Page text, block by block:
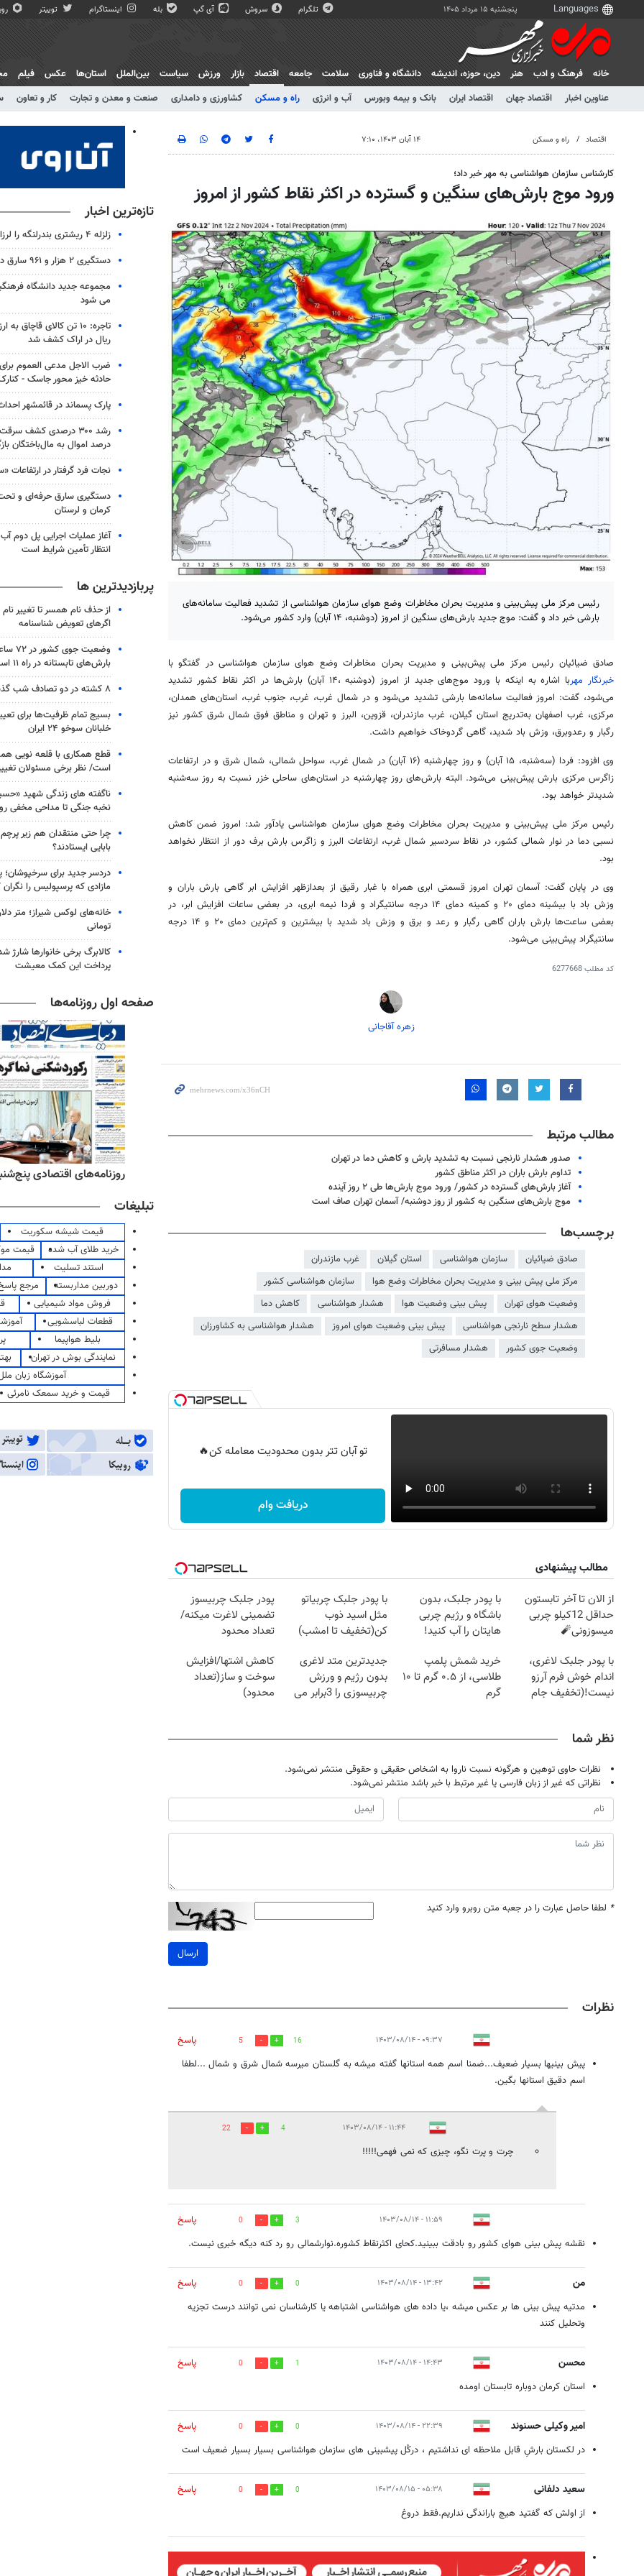
پنجشنبه ۱۵ مرداد ۱۴۰۵ تلگرام سروش آی گپ بله اینستاگرام توییتر
خانه فرهنگ و ادب هنر دين، حوزه، انديشه دانشگاه و فناوری سلامت جامعه
اقتصاد
عناوین اخبار
اقتصاد جهان اقتصاد ایران بانک و بیمه وبورس آب و انرژی راه و مسکن کشاورزی و دامداری صنعت و معدن و تجارت کار و تعاون
بازار ورزش سیاست بین‌الملل استان‌ها عکس فیلم
اقتصاد راه و مسکن ۱۴ آبان ۱۴۰۳، ۷:۱۰
کارشناس سازمان هواشناسی به مهر خبر داد؛
ورود موج‌ بارش‌های سنگین و گسترده در اکثر نقاط کشور از امروز
رئیس مرکز ملی پیش‌بینی و مدیریت بحران مخاطرات وضع هوای سازمان هواشناسی از تشدید فعالیت سامانه‌های
بارشی خبر داد و گفت: موج جدید بارش‌های سنگین از امروز (دوشنبه، ۱۴ آبان) وارد کشور می‌شود.
صادق ضیائیان رئیس مرکز ملی پیش‌بینی و مدیریت بحران مخاطرات وضع هوای سازمان هواشناسی در گفتگو با
خبرنگار مهر
با اشاره به اینکه با ورود موج‌های جدید از امروز (دوشنبه ،۱۴ آبان) بارش‌ها در اکثر نقاط کشور تشدید
می‌شود، گفت: امروز فعالیت سامانه‌ها بارشی تشدید می‌شود و در شمال غرب، غرب، جنوب غرب، استان‌های همدان،
مرکزی، غرب اصفهان به‌تدریج استان گیلان، غرب مازندران، قزوین، البرز و تهران و مناطق فوق شمال شرق کشور نیز
رگبار و رعدوبرق، وزش باد شدید، گاهی گردوخاک خواهیم داشت.
وی افزود: فردا (سه‌شنبه، ۱۵ آبان) و روز چهارشنبه (۱۶ آبان‌) در شمال غرب، سواحل شمالی، شمال شرق
و در ارتفاعات
زاگرس مرکزی بارش پیش‌بینی می‌شود. البته بارش‌های روز چهارشنبه در استان‌های ساحلی خزر نسبت به روز سه‌شنبه
شدیدتر خواهد بود.
رئیس مرکز ملی پیش‌بینی و مدیریت بحران مخاطرات وضع هوای سازمان هواشناسی یادآور شد: امروز ضمن کاهش
نسبی دما در نوار شمالی کشور، در نقاط سردسیر شمال غرب، ارتفاعات البرز و زاگرس بارش برف دوراز انتظار نخواهد
بود.
وی در پایان گفت: آسمان تهران امروز قسمتی ابری همراه با غبار رقیق از بعدازظهر افزایش ابر گاهی بارش باران و
وزش باد با بیشینه دمای ۲۰ و کمینه دمای ۱۴ درجه سانتیگراد و فردا نیمه ابری، در بعضی ساعات افزایش ابر، در
بعضی ساعت‌ها بارش باران گاهی رگبار و رعد و برق
و وزش باد شدید با بیشترین و کم‌ترین دمای ۲۰ و ۱۴ درجه
سانتیگراد پیش‌بینی می‌شود.
کد مطلب6277668
زهره آقاجانی
مطالب مرتبط
صدور هشدار نارنجی نسبت به تشدید بارش و کاهش دما در تهران
تداوم بارش باران در اکثر مناطق کشور
آغاز بارش‌های گسترده در کشور/ ورود موج بارش‌ها طی ۲ روز آینده
موج‌ بارش‌های سنگین به کشور از روز دوشنبه/ آسمان تهران صاف است
برچسب‌ها
صادق ضیائیان سازمان هواشناسی استان گیلان
غرب مازندران
مركز ملی پیش بینی و مدیریت بحران مخاطرات وضع هوا
سازمان هواشناسی کشور
وضعیت هوای تهران
پیش بینی وضعیت هوا هشدار هواشناسی
کاهش دما
هشدار سطح نارنجی هواشناسی
پیش بینی وضعیت هوای امروز
هشدار هواشناسی به کشاورزان
وضعیت جوی کشور
هشدار مسافرتی
تو آبان تتر بدون محدودیت معامله کن🔥
دریافت وام
مطالب پیشنهادی
از الان تا آخر تابستون
حداقل 12کیلو چربی
میسوزونی🧨
با پودر جلبک، بدون
باشگاه و رژیم چربی
هایتان را آب کنید!
با پودر جلبک چربیاتو
مثل اسید ذوب
کن(تخفیف تا امشب)
پودر جلبک چربیسوز
تضمینی لاغرت میکنه/
تعداد محدود
با پودر جلبک لاغری،
اندام خوش فرم آرزو
نیست!(تخفیف جام
خرید شمش پلمپ
طلاسی، از ۰.۵ گرم تا ۱۰
گرم
جدیدترین متد لاغری
بدون رژیم و ورزش
چربیسوزی را 3برابر می
کاهش اشتها/افزایش
سوخت و ساز(تعداد
محدود)
نظر شما
نظرات حاوی توهین و هرگونه نسبت ناروا به اشخاص حقیقی و حقوقی منتشر نمی‌شود.
نظراتی که غیر از زبان فارسی یا غیر مرتبط با خبر باشد منتشر نمی‌شود.
* لطفا حاصل عبارت را در جعبه متن روبرو وارد کنید
ارسال
نظرات
۰۹:۳۷ - ۱۴۰۳/۰۸/۱۴ 16
5
پاسخ
پیش بینیها بسیار ضعیف...ضمنا اسم همه استانها گفته میشه به گلستان میرسه شمال شرق و شمال ...لطفا
اسم دقیق استانها بگین.
۱۱:۴۴ - ۱۴۰۳/۰۸/۱۴ 4
22
چرت و پرت نگو، چیزی که نمی فهمی!!!!!
۱۱:۵۹ - ۱۴۰۳/۰۸/۱۴ 3
0
پاسخ
نقشه پیش بینی هوای کشور رو بادقت ببینید.کحای اکثرنقاط کشوره.نوارشمالی رو رد کنه دیگه خبری نیست.
من ۱۳:۴۲ - ۱۴۰۳/۰۸/۱۴ 0
0
پاسخ
مدتیه پیش بینی ها بر عکس میشه ،یا داده های هواشناسی اشتباهه یا کارشناسان نمی توانند درست تجزیه
وتحلیل کنند
محسن ۱۴:۴۳ - ۱۴۰۳/۰۸/۱۴ 1
0
پاسخ
استان کرمان دوباره تابستان اومده
امیر وکیلی حسنوند ۲۲:۳۹ - ۱۴۰۳/۰۸/۱۴ 0
0
پاسخ
در لکستان بارشِ قابل ملاحظه ای نداشتیم ، درکُل پیشبینی های سازمان هواشناسی بسیار بسیار ضعیف است
سعید دلفانی ۰۵:۳۸ - ۱۴۰۳/۰۸/۱۵ 0
0
پاسخ
از اولش که گفتید هیچ باراندگی نداریم.فقط دروغ
تازه‌ترین اخبار
زلزله ۴ ریشتری بندرلنگه را لرزاند
دستگیری ۲ هزار و ۹۶۱ سارق در آذربایجان‌شرقی
مجموعه جدید دانشگاه
می شود
ریال در اراک کشف شد
حادثه خیز محور جاسک -
پارک پسماند در قائمشهر
درصد اموال به مال‌باختگان
نجات فرد گرفتار در ارتفاعات
دستگیری سارق حرفه‌ای و
کرمان و لرستان
آغاز عملیات اجرایی پل دوم
انتظار تأمین شرایط است
پربازدیدترین ها
از حذف نام همسر تا تغییر نام
اگرهای تعویض شناسنامه
وضعیت
بارش‌های تابستانه در راه ۱۱ استان
۸ کشته در دو تصادف شب گذشته
بسیج تمام ظرفیت‌ها برای
خلبانان سوخو ۲۴ ایران
قطع همکاری با قلعه نویی
است/ نظر برخی مسئولان
ناگفته های زندگی شهید
نخبه جنگی تا مداحی مخفی
چرا حتی منتقدان هم زیر
بابایی ایستادند؟
دردسر جدید برای سرخپوشان؛
مازادی که پرسپولیس را نگران
خانه‌های لوکس شیراز؛ متر
تومانی
کالابرگ برخی خانوارها شارژ
پرداخت این کمک معیشت
صفحه اول روزنامه‌ها
روزنامه‌های اقتصادی چهارشنبه ۱۴ مرداد ۱۴۰۵ روزنامه‌های اقتصادی پنج‌شنبه ۱۵ مرداد
تبلیغات
قیمت شیشه سکوریت
خرید طلای آب شده
قیمت
استند تسلیت
دوربین مداربسته
مرجع
فروش مواد شیمیایی
قطعات لباسشویی
بلیط هواپیما
نمایندگی بوش در تهران
آموزشگاه زبان
قیمت و خرید سمعک نامرئی